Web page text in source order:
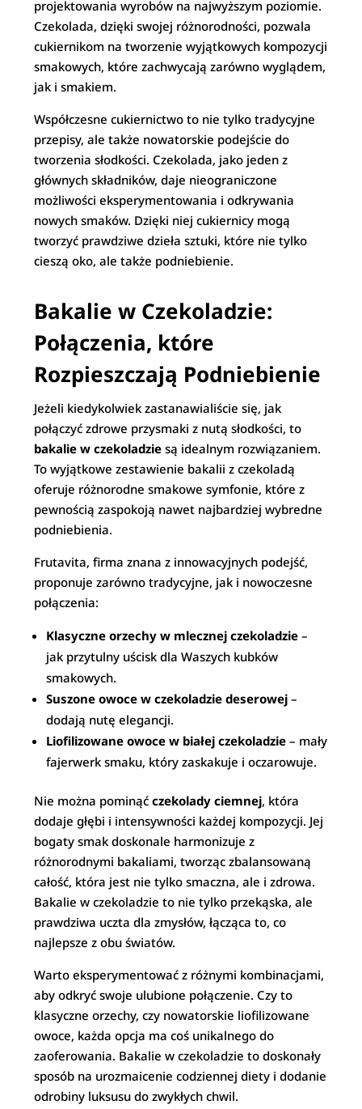
projektowania wyrobów na najwyższym poziomie.
Czekolada, dzięki swojej różnorodności, pozwala
cukiernikom na tworzenie wyjątkowych kompozycji
smakowych, które zachwycają zarówno wyglądem,
jak i smakiem.
Współczesne cukiernictwo to nie tylko tradycyjne
przepisy, ale także nowatorskie podejście do
tworzenia słodkości. Czekolada, jako jeden z
głównych składników, daje nieograniczone
możliwości eksperymentowania i odkrywania
nowych smaków. Dzięki niej cukiernicy mogą
tworzyć prawdziwe dzieła sztuki, które nie tylko
cieszą oko, ale także podniebienie.
Bakalie w Czekoladzie:
Połączenia, które
Rozpieszczają Podniebienie
Jeżeli kiedykolwiek zastanawialiście się, jak
połączyć zdrowe przysmaki z nutą słodkości, to
bakalie w czekoladzie są idealnym rozwiązaniem.
To wyjątkowe zestawienie bakalii z czekoladą
oferuje różnorodne smakowe symfonie, które z
pewnością zaspokoją nawet najbardziej wybredne
podniebienia.
Frutavita, firma znana z innowacyjnych podejść,
proponuje zarówno tradycyjne, jak i nowoczesne
połączenia:
Klasyczne orzechy w mlecznej czekoladzie –
jak przytulny uścisk dla Waszych kubków
smakowych.
Suszone owoce w czekoladzie deserowej –
dodają nutę elegancji.
Liofilizowane owoce w białej czekoladzie – mały
fajerwerk smaku, który zaskakuje i oczarowuje.
Nie można pominąćczekolady ciemnej, która
dodaje głębi i intensywności każdej kompozycji. Jej
bogaty smak doskonale harmonizuje z
różnorodnymi bakaliami, tworząc zbalansowaną
całość, która jest nie tylko smaczna, ale i zdrowa.
Bakalie w czekoladzie to nie tylko przekąska, ale
prawdziwa uczta dla zmysłów, łącząca to, co
najlepsze z obu światów.
Warto eksperymentować z różnymi kombinacjami,
aby odkryć swoje ulubione połączenie. Czy to
klasyczne orzechy, czy nowatorskie liofilizowane
owoce, każda opcja ma coś unikalnego do
zaoferowania. Bakalie w czekoladzie to doskonały
sposób na urozmaicenie codziennej diety i dodanie
odrobiny luksusu do zwykłych chwil.